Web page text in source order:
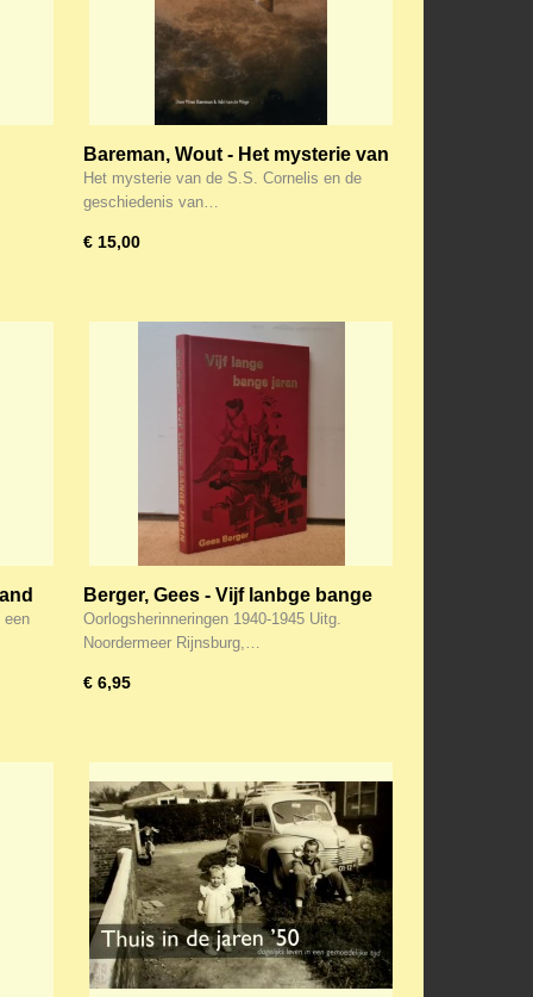
Bareman, Wout - Het mysterie van
de S.S. Cornelis
Het mysterie van de S.S. Cornelis en de
geschiedenis van…
€ 15,00
een
Berger, Gees - Vijf lanbge bange
jaren
Oorlogsherinneringen 1940-1945 Uitg.
Noordermeer Rijnsburg,…
€ 6,95